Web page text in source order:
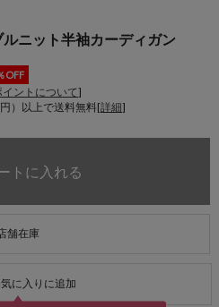
ルニット半袖カーディガン
OFF
イントについて]
）以上で送料無料[詳細]
舗在庫
に入りに追加